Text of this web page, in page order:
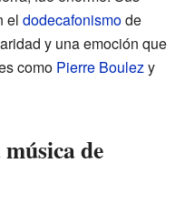
el dodecafonismode
y una emoción que
como Pierre Boulezy
de